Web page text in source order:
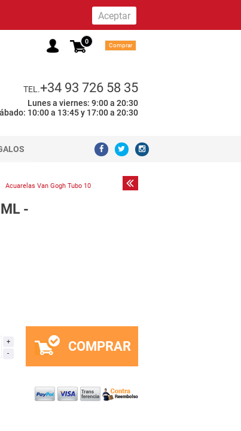
0 Comprar
TEL.+34 93 726 58 35
Lunes a viernes: 9:00 a 20:30
10:00 a 13:45 y 17:00 a 20:30
Acuarelas Van Gogh Tubo 10
-
COMPRAR